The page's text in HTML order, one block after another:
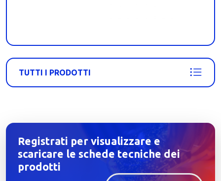
TUTTI I PRODOTTI
Registrati per visualizzare e
scaricare le schede tecniche dei
prodotti